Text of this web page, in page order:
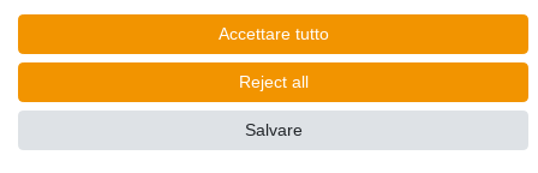
Accettare tutto
Reject all
Salvare